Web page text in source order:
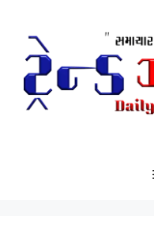
content